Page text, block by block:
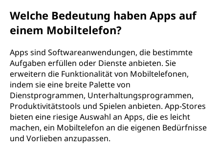
Welche Bedeutung haben Apps auf
einem Mobiltelefon?
Apps sind Softwareanwendungen, die bestimmte
Aufgaben erfüllen oder Dienste anbieten. Sie
erweitern die Funktionalität von Mobiltelefonen,
indem sie eine breite Palette von
Dienstprogrammen, Unterhaltungsprogrammen,
Produktivitätstools und Spielen anbieten. App-Stores
bieten eine riesige Auswahl an Apps, die es leicht
machen, ein Mobiltelefon an die eigenen Bedürfnisse
und Vorlieben anzupassen.